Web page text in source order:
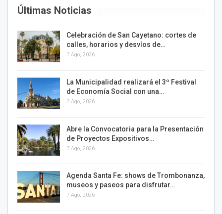
Últimas Noticias
Celebración de San Cayetano: cortes de
calles, horarios y desvíos de…
7 Ago, 2026
La Municipalidad realizará el 3º Festival
de Economía Social con una…
7 Ago, 2026
Abre la Convocatoria para la Presentación
de Proyectos Expositivos…
7 Ago, 2026
Agenda Santa Fe: shows de Trombonanza,
museos y paseos para disfrutar…
7 Ago, 2026